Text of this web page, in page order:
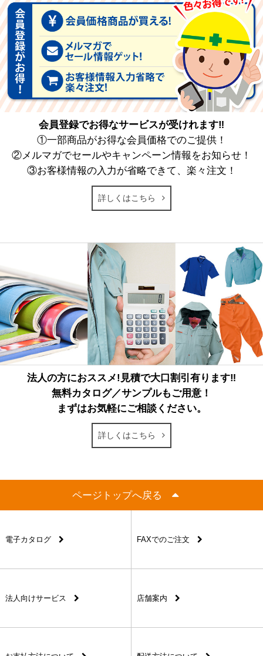
会員登録でお得なサービスが受けれます‼
①一部商品がお得な会員価格でのご提供！
②メルマガでセールやキャンペーン情報をお知らせ！
③お客様情報の入力が省略できて、楽々注文！
詳しくはこちら
法人の方におススメ!見積で大口割引有ります‼
無料カタログ／サンプルもご用意！
まずはお気軽にご相談ください。
詳しくはこちら
ページトップへ戻る
電子カタログ FAXでのご注文
法人向けサービス 店舗案内